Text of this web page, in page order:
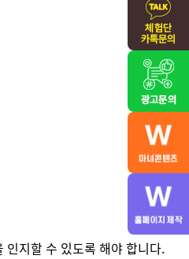
인지할 수 있도록 해야 합니다.